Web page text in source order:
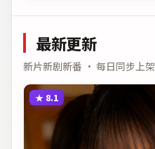
最新更新
新片新剧新番 · 每日同步上架
★ 8.1